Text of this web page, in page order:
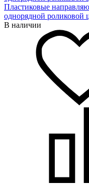
Пластиковые
однорядной роликовой
В наличии